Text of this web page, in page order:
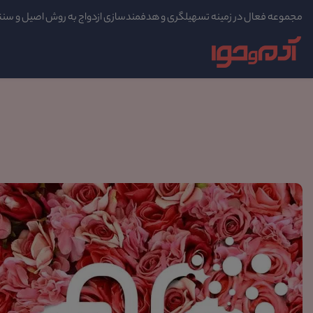
مجموعه فعال در زمینه تسهیلگری و هدفمندسازی ازدواج به روش اصیل و